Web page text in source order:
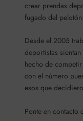
crear prendas
fugado del
Desde el 2005
deportistas
hecho de
con el número
esos que
Ponte en